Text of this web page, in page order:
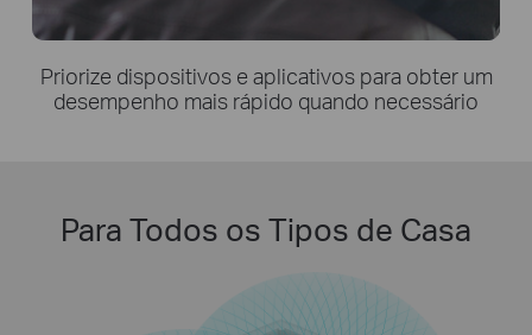
Priorize dispositivos e aplicativos para obter um
desempenho mais rápido quando necessário
Para Todos os Tipos de Casa